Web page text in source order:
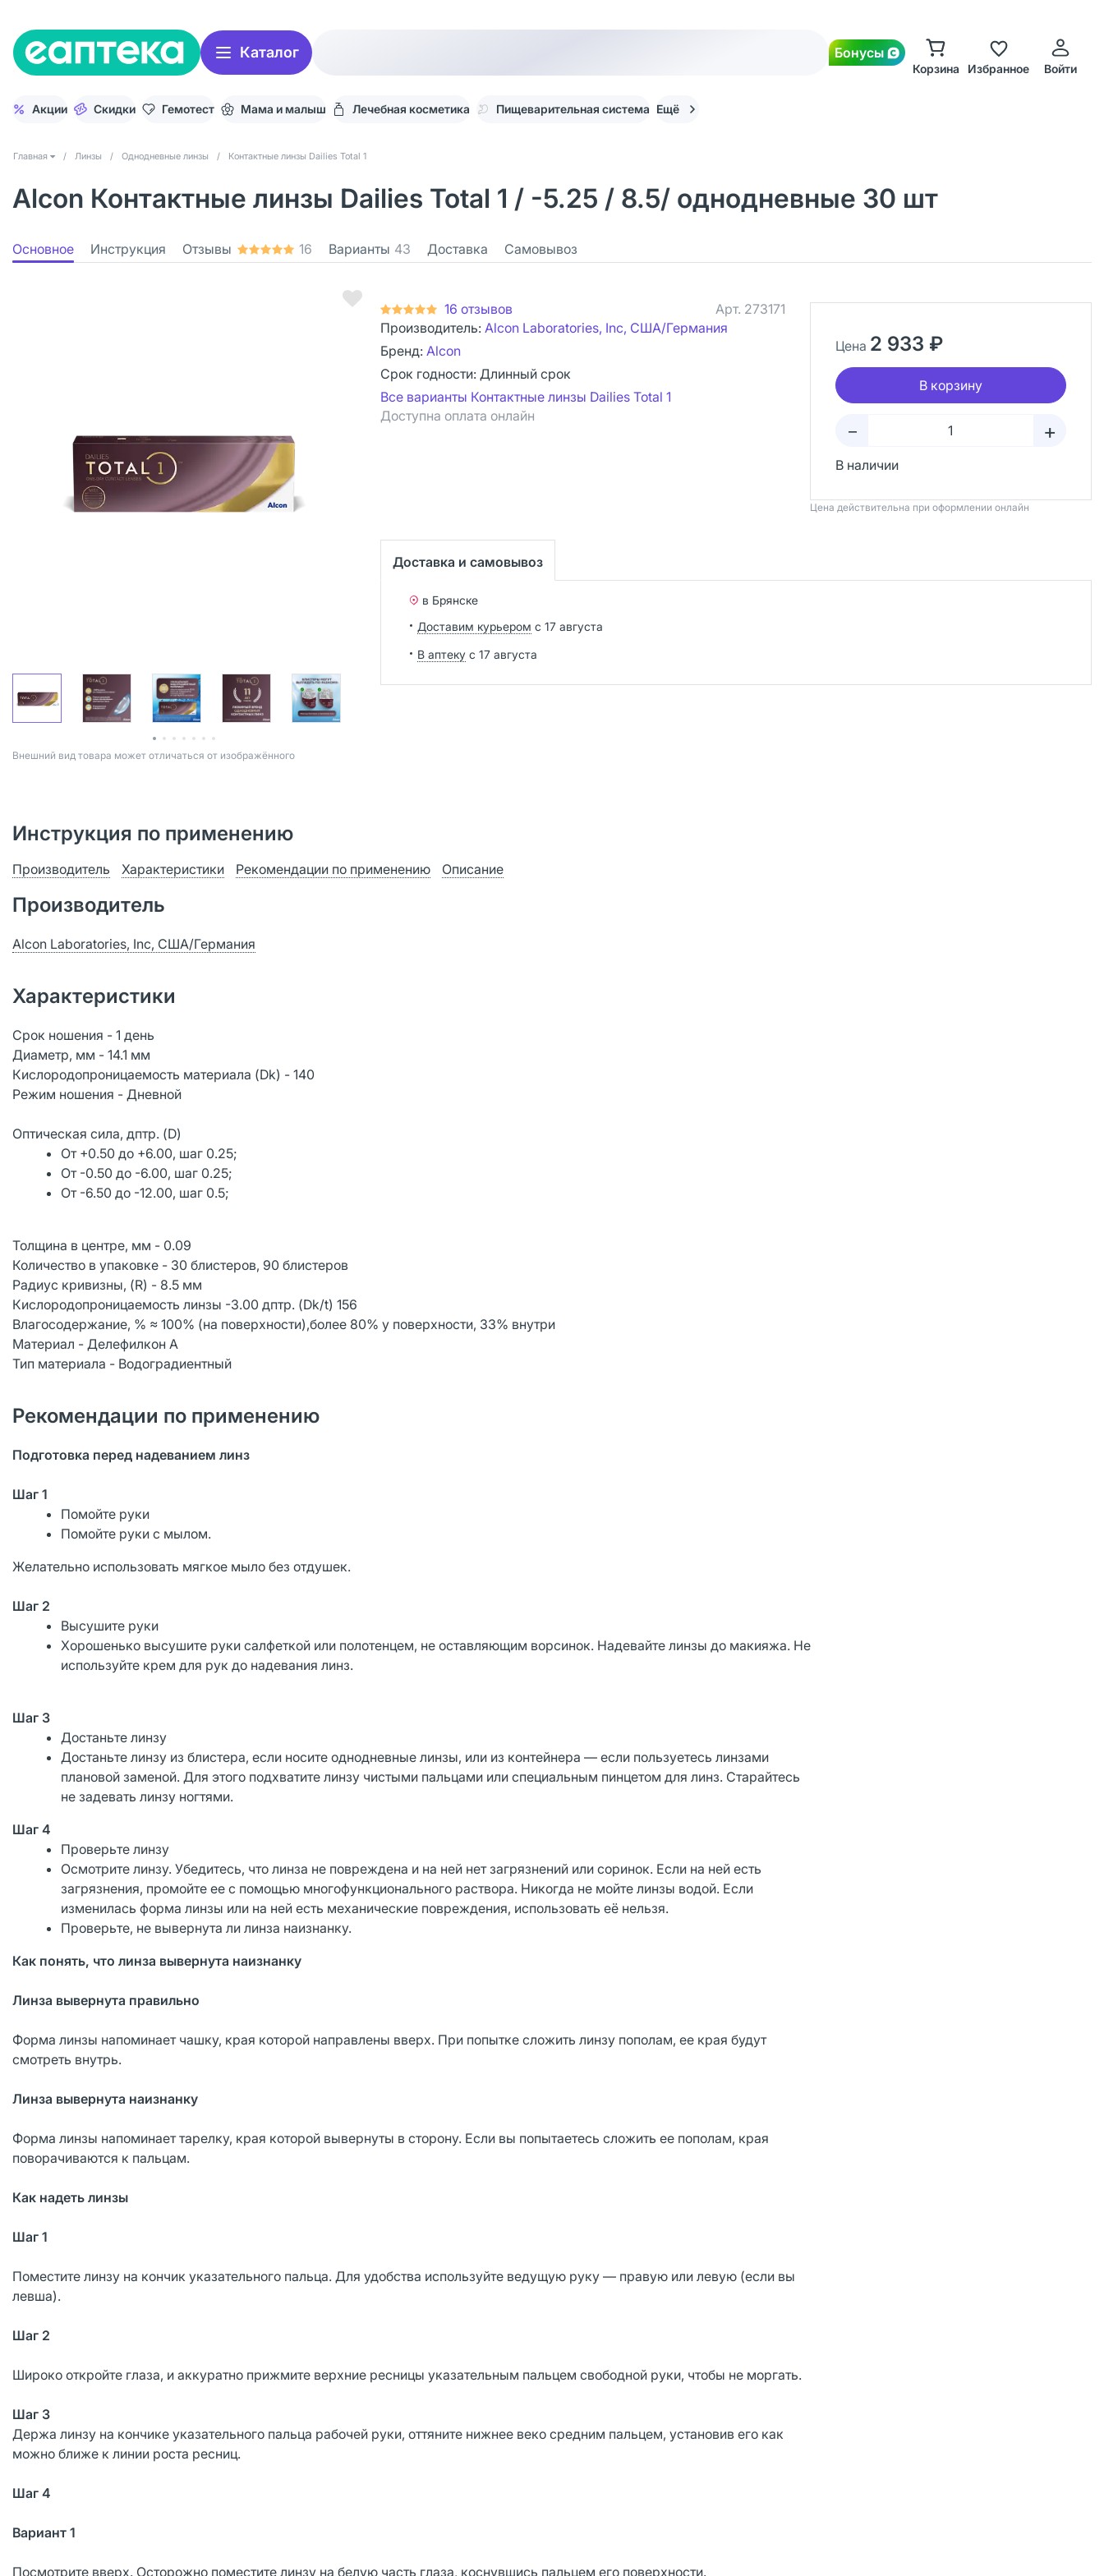
Каталог Бонусы
Корзина Избранное Войти
Акции Скидки Гемотест Мама и малыш Лечебная косметика Пищеварительная система Ещё
Главная / Линзы / Однодневные линзы / Контактные линзы Dailies Total 1
Alcon Контактные линзы Dailies Total 1 / -5.25 / 8.5/ однодневные 30 шт
Основное Инструкция Отзывы 16 Варианты 43 Доставка Самовывоз
Bнешний вид товара может отличаться от изображённого
16 отзывов Арт. 273171
Производитель: Alcon Laboratories, Inc, США/Германия
Бренд: Alcon
Срок годности: Длинный срок
Все варианты Контактные линзы Dailies Total 1
Доступна оплата онлайн
Цена 2 933 ₽
В корзину
– +
В наличии
Цена действительна при оформлении онлайн
Доставка и самовывоз
в Брянске
Доставим курьером с 17 августа
В аптеку с 17 августа
Инструкция по применению
Производитель Характеристики Рекомендации по применению Описание
Производитель
Alcon Laboratories, Inc, США/Германия
Характеристики
Срок ношения - 1 день
Диаметр, мм - 14.1 мм
Кислородопроницаемость материала (Dk) - 140
Режим ношения - Дневной
Оптическая сила, дптр. (D)
От +0.50 до +6.00, шаг 0.25;
От -0.50 до -6.00, шаг 0.25;
От -6.50 до -12.00, шаг 0.5;
Толщина в центре, мм - 0.09
Количество в упаковке - 30 блистеров, 90 блистеров
Радиус кривизны, (R) - 8.5 мм
Кислородопроницаемость линзы -3.00 дптр. (Dk/t) 156
Влагосодержание, % ≈ 100% (на поверхности),более 80% у поверхности, 33% внутри
Материал - Делефилкон А
Тип материала - Водоградиентный
Рекомендации по применению
Подготовка перед надеванием линз
Шаг 1
Помойте руки
Помойте руки с мылом.
Желательно использовать мягкое мыло без отдушек.
Шаг 2
Высушите руки
Хорошенько высушите руки салфеткой или полотенцем, не оставляющим ворсинок. Надевайте линзы до макияжа. Не
используйте крем для рук до надевания линз.
Шаг 3
Достаньте линзу
Достаньте линзу из блистера, если носите однодневные линзы, или из контейнера — если пользуетесь линзами
плановой заменой. Для этого подхватите линзу чистыми пальцами или специальным пинцетом для линз. Старайтесь
не задевать линзу ногтями.
Шаг 4
Проверьте линзу
Осмотрите линзу. Убедитесь, что линза не повреждена и на ней нет загрязнений или соринок. Если на ней есть
загрязнения, промойте ее с помощью многофункционального раствора. Никогда не мойте линзы водой. Если
изменилась форма линзы или на ней есть механические повреждения, использовать её нельзя.
Проверьте, не вывернута ли линза наизнанку.
Как понять, что линза вывернута наизнанку
Линза вывернута правильно
Форма линзы напоминает чашку, края которой направлены вверх. При попытке сложить линзу пополам, ее края будут
смотреть внутрь.
Линза вывернута наизнанку
Форма линзы напоминает тарелку, края которой вывернуты в сторону. Если вы попытаетесь сложить ее пополам, края
поворачиваются к пальцам.
Как надеть линзы
Шаг 1
Поместите линзу на кончик указательного пальца. Для удобства используйте ведущую руку — правую или левую (если вы
левша).
Шаг 2
Широко откройте глаза, и аккуратно прижмите верхние ресницы указательным пальцем свободной руки, чтобы не моргать.
Шаг 3
Держа линзу на кончике указательного пальца рабочей руки, оттяните нижнее веко средним пальцем, установив его как
можно ближе к линии роста ресниц.
Шаг 4
Вариант 1
Посмотрите вверх. Осторожно поместите линзу на белую часть глаза, коснувшись пальцем его поверхности.